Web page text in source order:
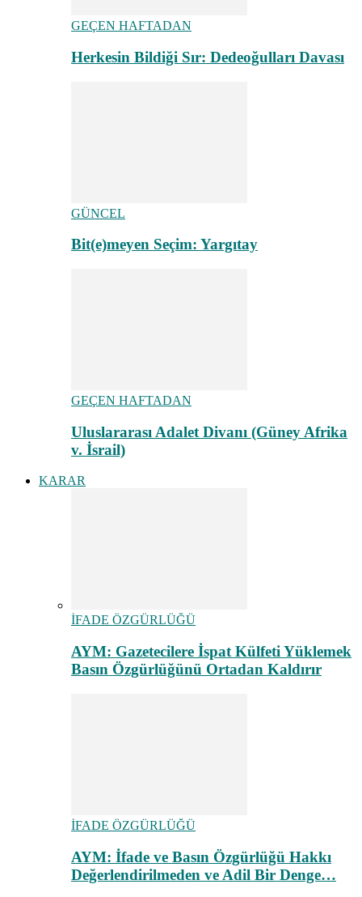
GEÇEN HAFTADAN
Herkesin Bildiği Sır: Dedeoğulları Davası
GÜNCEL
Bit(e)meyen Seçim: Yargıtay
GEÇEN HAFTADAN
Uluslararası Adalet Divanı (Güney Afrika
v. İsrail)
KARAR
İFADE ÖZGÜRLÜĞÜ
AYM: Gazetecilere İspat Külfeti Yüklemek
Basın Özgürlüğünü Ortadan Kaldırır
İFADE ÖZGÜRLÜĞÜ
AYM: İfade ve Basın Özgürlüğü Hakkı
Değerlendirilmeden ve Adil Bir Denge…